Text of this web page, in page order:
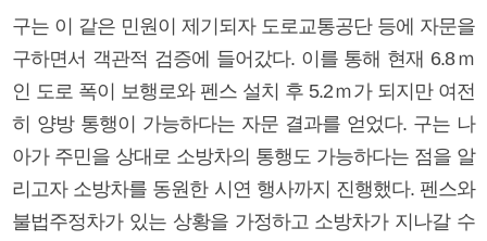
구는 이 같은 민원이 제기되자 도로교통공단 등에 자문을
구하면서 객관적 검증에 들어갔다. 이를 통해 현재 6.8ｍ
인 도로 폭이 보행로와 펜스 설치 후 5.2ｍ가 되지만 여전
히 양방 통행이 가능하다는 자문 결과를 얻었다. 구는 나
아가 주민을 상대로 소방차의 통행도 가능하다는 점을 알
리고자 소방차를 동원한 시연 행사까지 진행했다. 펜스와
불법주정차가 있는 상황을 가정하고 소방차가 지나갈 수